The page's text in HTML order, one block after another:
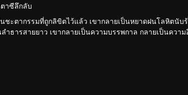
าซีลึกลับ
นชะตากรรมที่ถูกลิขิตไว้แล้ว เขากลายเป็นหยาดฝนโลหิตนั
ธารสายยาว เขากลายเป็นความบรรพกาล กลายเป็นควา